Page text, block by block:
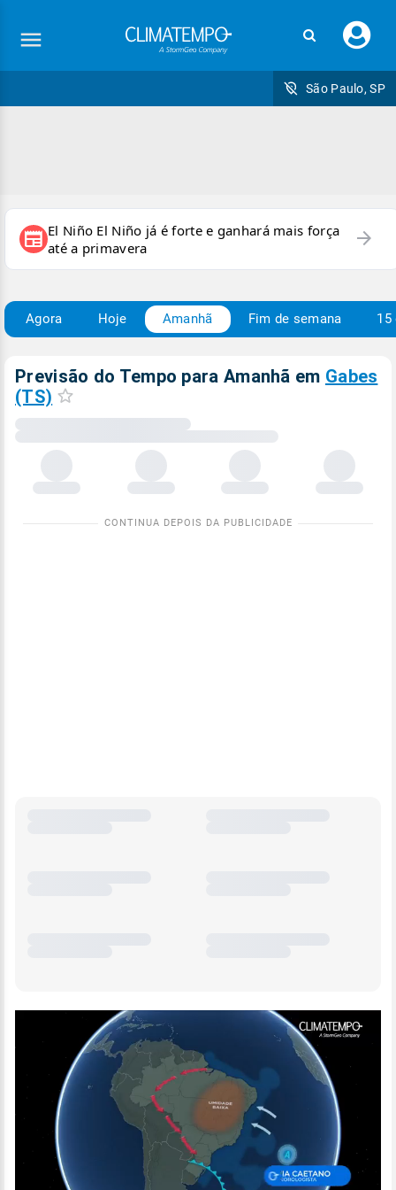
seu
São Paulo, SP
newspaper El Niño El Niño já é forte e ganhará mais força
até a primavera
arrow_forward
Agora Hoje Amanhã Fim de semana 15
Previsão do Tempo para Amanhã em Gabes
(TS)
dados
meteorológicos